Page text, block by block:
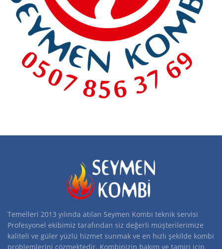
Temelleri 2013 yılında atılan Seymen Kombi teknik servisi
Profesyonel ekibimiz tarafından siz değerli müşterilerimize
kaliteli ve güler yüzlü hizmet sunmak ve en hızlı şekilde kombi
problemlerini çözmektedir. Kombinizin bakım ve tamiri için